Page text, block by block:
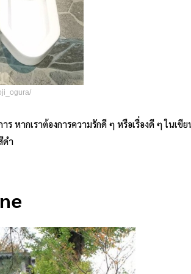
หากเราต้องการความรักดี ๆ หรือเรื่องดี ๆ ในเขี
ดำ